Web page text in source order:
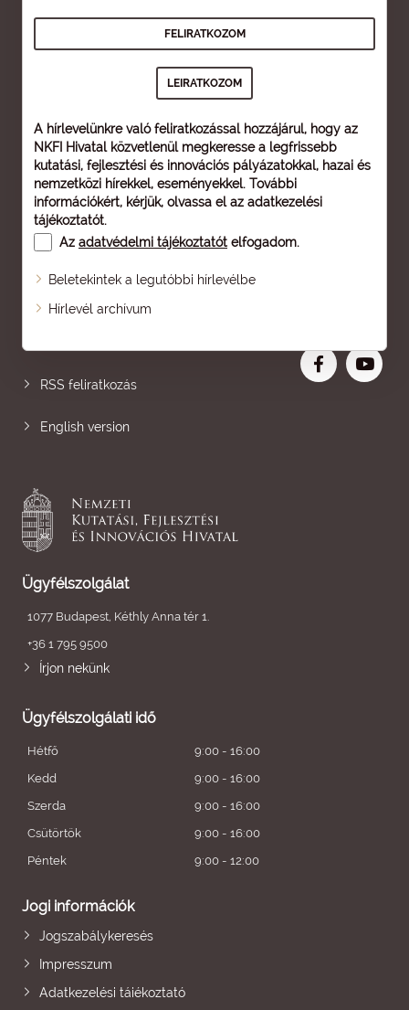
A hírlevelünkre való feliratkozással hozzájárul, hogy az
NKFI Hivatal közvetlenül megkeresse a legfrissebb
kutatási, fejlesztési és innovációs pályázatokkal, hazai és
nemzetközi hírekkel, eseményekkel. További
információkért, kérjük, olvassa el az adatkezelési
tájékoztatót.
Az adatvédelmi tájékoztatót elfogadom.
Beletekintek a legutóbbi hírlevélbe
Hírlevél archívum
Oldaltérkép
RSS feliratkozás
English version
Ügyfélszolgálat
1077 Budapest, Kéthly Anna tér 1.
+36 1 795 9500
Írjon nekünk
Ügyfélszolgálati idő
Hétfő
9:00 - 16:00
Kedd
9:00 - 16:00
Szerda
9:00 - 16:00
Csütörtök
9:00 - 16:00
Péntek
9:00 - 12:00
Jogi információk
Jogszabálykeresés
Impresszum
Adatkezelési tájékoztató